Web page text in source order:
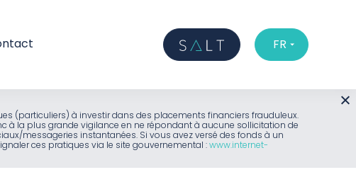
FR
(particuliers) à investir dans des placements financiers frauduleux.
à la plus grande vigilance en ne répondant à aucune sollicitation de
messageries instantanées. Si vous avez versé des fonds à un
ces pratiques via le site gouvernemental :www.internet-